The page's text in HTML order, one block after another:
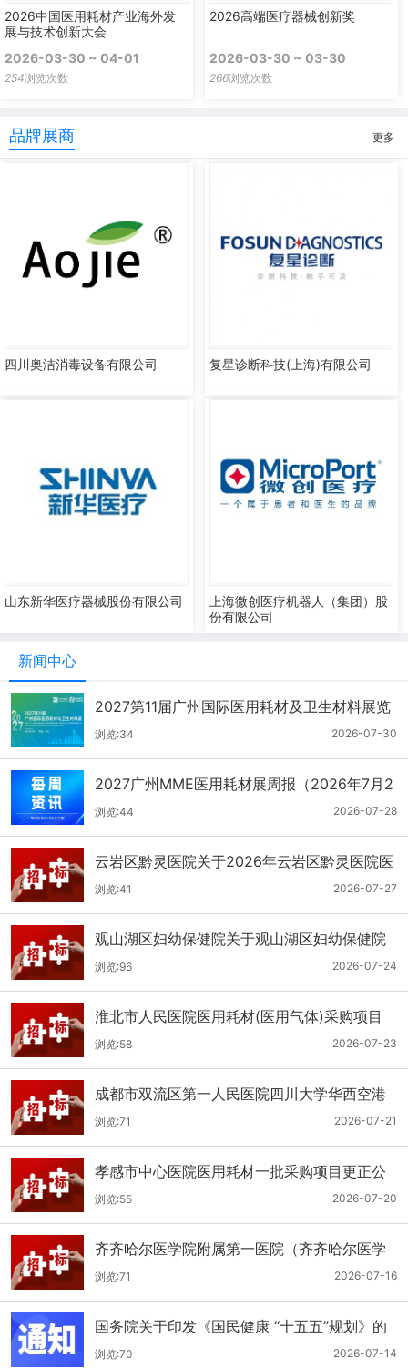
2026中国医用耗材产业海外发
展与技术创新大会
2026-03-30 ~ 04-01
254浏览次数
2026高端医疗器械创新奖
2026-03-30 ~ 03-30
266浏览次数
品牌展商 更多
四川奥洁消毒设备有限公司 复星诊断科技(上海)有限公司
山东新华医疗器械股份有限公司
上海微创医疗机器人（集团）股
份有限公司
新闻中心
2027第11届广州国际医用耗材及卫生材料展览
会（2026.7.21-7.27周报）
2026-07-30
浏览:34
2027广州MME医用耗材展周报（2026年7月2
1-27日）
2026-07-28
浏览:44
云岩区黔灵医院关于2026年云岩区黔灵医院医
用耗材采购项目（品目三）三次招标的公开招
标公告
2026-07-27
浏览:41
观山湖区妇幼保健院关于观山湖区妇幼保健院
医用耗材采购项目的公开招标公告
2026-07-24
浏览:96
淮北市人民医院医用耗材(医用气体)采购项目
（二次）招标公告
2026-07-23
浏览:58
成都市双流区第一人民医院四川大学华西空港
医院2026年第二批医用耗材采购项目招标公告
2026-07-21
浏览:71
孝感市中心医院医用耗材一批采购项目更正公
告
2026-07-20
浏览:55
齐齐哈尔医学院附属第一医院（齐齐哈尔医学
院第一临床医学院）口腔科医用耗材招标公告
2026-07-16
浏览:71
国务院关于印发《国民健康 “十五五”规划》的
通知
2026-07-14
浏览:70